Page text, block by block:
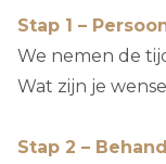
dat ik
Stap 1 –
We nemen de
Wat zijn je
Stap 2 –